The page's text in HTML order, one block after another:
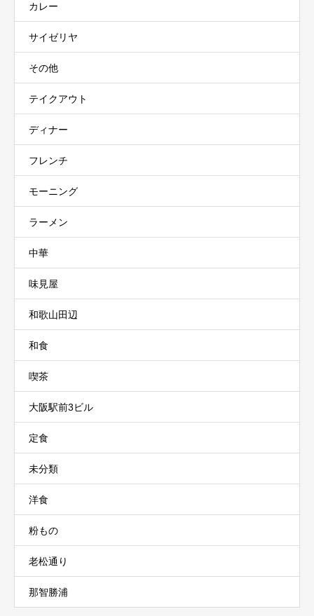
カレー
サイゼリヤ
その他
テイクアウト
ディナー
フレンチ
モーニング
ラーメン
中華
味見屋
和歌山田辺
和食
喫茶
大阪駅前3ビル
定食
未分類
洋食
粉もの
老松通り
那智勝浦